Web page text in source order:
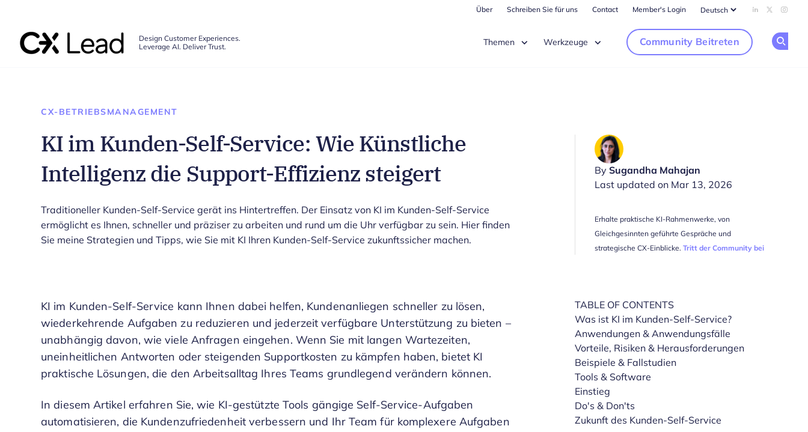
Über Schreiben Sie für uns Contact Member's Login Add us on
Follow
Design Customer Experiences.
Leverage AI. Deliver Trust.
Themen Werkzeuge Community Beitreten
CX-BETRIEBSMANAGEMENT
KI im Kunden-Self-Service: Wie Künstliche
Intelligenz die Support-Effizienz steigert
By Sugandha Mahajan
Last updated on Mar 13, 2026
Erhalte praktische KI-Rahmenwerke, von
Gleichgesinnten geführte Gespräche und
strategische CX-Einblicke. Tritt der Community bei
Traditioneller Kunden-Self-Service gerät ins Hintertreffen. Der Einsatz von KI im Kunden-Self-Service
ermöglicht es Ihnen, schneller und präziser zu arbeiten und rund um die Uhr verfügbar zu sein. Hier finden
Sie meine Strategien und Tipps, wie Sie mit KI Ihren Kunden-Self-Service zukunftssicher machen.
KI im Kunden-Self-Service kann Ihnen dabei helfen, Kundenanliegen schneller zu lösen,
wiederkehrende Aufgaben zu reduzieren und jederzeit verfügbare Unterstützung zu bieten –
unabhängig davon, wie viele Anfragen eingehen. Wenn Sie mit langen Wartezeiten,
uneinheitlichen Antworten oder steigenden Supportkosten zu kämpfen haben, bietet KI
praktische Lösungen, die den Arbeitsalltag Ihres Teams grundlegend verändern können.
In diesem Artikel erfahren Sie, wie KI-gestützte Tools gängige Self-Service-Aufgaben
automatisieren, die Kundenzufriedenheit verbessern und Ihr Team für komplexere Aufgaben
TABLE OF CONTENTS
Was ist KI im Kunden-Self-Service?
Anwendungen & Anwendungsfälle
Vorteile, Risiken & Herausforderungen
Beispiele & Fallstudien
Tools & Software
Einstieg
Do's & Don'ts
Zukunft des Kunden-Self-Service